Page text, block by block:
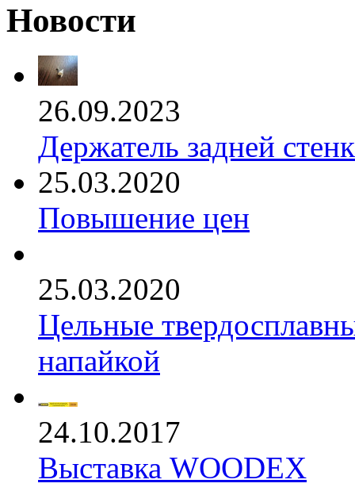
Новости
26.09.2023
Держатель задней
25.03.2020
Повышение цен
25.03.2020
Цельные
напайкой
24.10.2017
Выставка WOODEX